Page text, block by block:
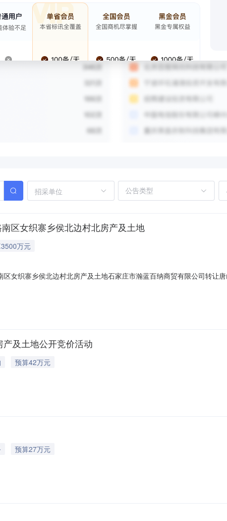
招采单位
区女织寨乡侯北边村北房产及土地
万元
女织寨乡侯北边村北房产及土地石家庄市瀚蓝百纳商贸有限公司转让
挂牌截止日期2026-06-23一、标的基本信息标的信息标的展示：1、展
及土地公开竞价活动
预算42万元
预算27万元